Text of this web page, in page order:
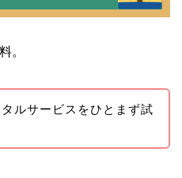
。
ルサービスをひとまず試